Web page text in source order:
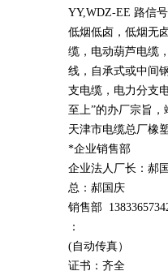
YY,WDZ-EE 路信
低烟低卤，低烟无
缆，电动葫芦电缆
线，自承式或中间
支电缆，电力分支
至上”的办厂宗旨，
天津市电缆总厂橡
*企业销售部
企业法人厂长：郝
总：郝国庆
销售部 13833
：
(自动传真）
证书：齐全